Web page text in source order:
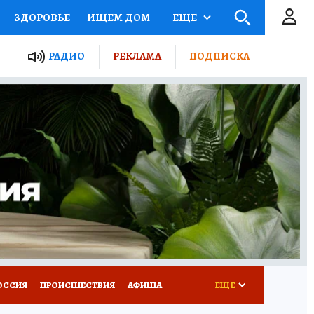
ЗДОРОВЬЕ ИЩЕМ ДОМ
ПРОЕКТЫ РОССИИ
ПУТЕВОДИТЕЛЬ
ТУРИЗМ
ПОТРЕБИТЕЛЯ ВСЕ О КП
ЕЩЕ
РАДИО РЕКЛАМА ПОДПИСКА
ПРОИСШЕСТВИЯ АФИША ЕЩЕ